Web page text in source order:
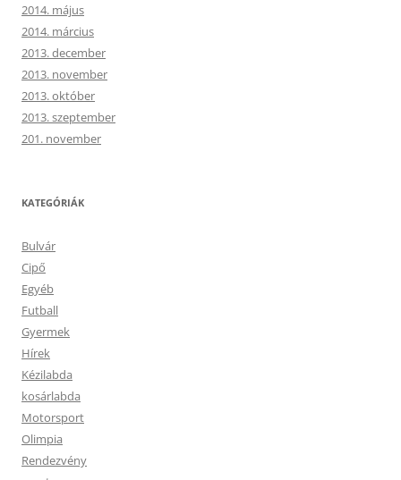
2014. május
2014. március
2013. december
2013. november
2013. október
2013. szeptember
201. november
KATEGÓRIÁK
Bulvár
Cipő
Egyéb
Futball
Gyermek
Hírek
Kézilabda
kosárlabda
Motorsport
Olimpia
Rendezvény